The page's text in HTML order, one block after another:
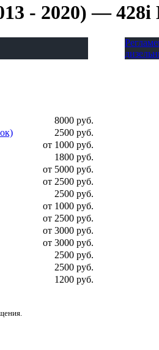
- 2020) — 428i
8000 руб.
2500 руб.
от 1000 руб.
1800 руб.
от 5000 руб.
от 2500 руб.
2500 руб.
от 1000 руб.
от 2500 руб.
от 3000 руб.
от 3000 руб.
2500 руб.
2500 руб.
1200 руб.